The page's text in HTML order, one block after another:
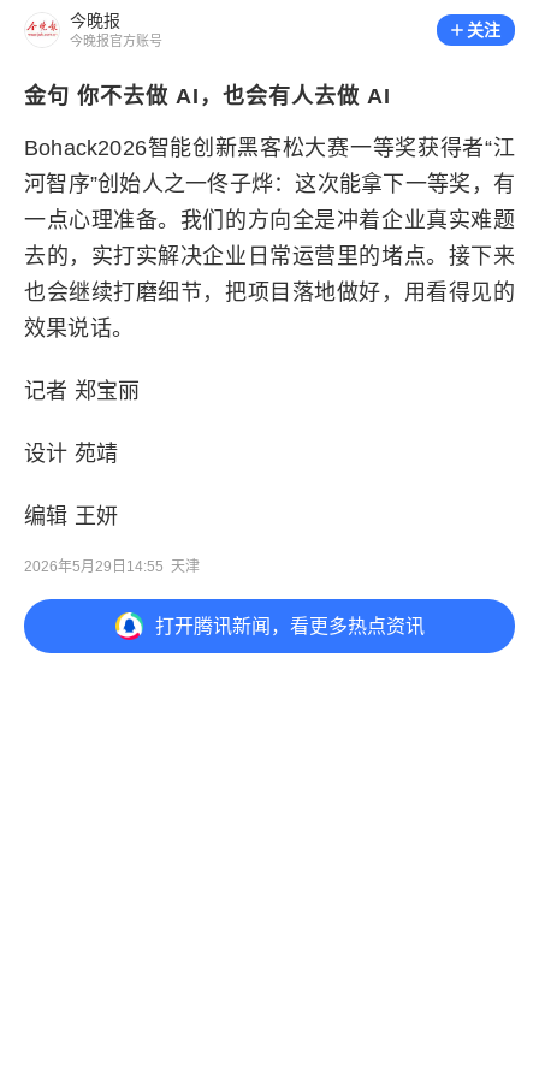
今晚报
今晚报官方账号
关注
金句 你不去做 AI，也会有人去做 AI
Bohack2026智能创新黑客松大赛一等奖获得者“江
河智序”创始人之一佟子烨：这次能拿下一等奖，有
一点心理准备。我们的方向全是冲着企业真实难题
去的，实打实解决企业日常运营里的堵点。接下来
也会继续打磨细节，把项目落地做好，用看得见的
效果说话。
记者 郑宝丽
设计 苑靖
编辑 王妍
2026年5月29日14:55 天津
打开腾讯新闻，看更多热点资讯